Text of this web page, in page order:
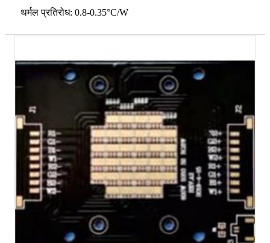
थर्मल प्रतिरोध: 0.8-0.35°C/W